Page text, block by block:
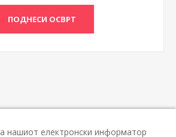
нашиот електронски информатор